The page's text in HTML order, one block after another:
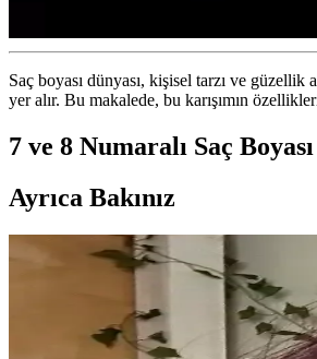
Saç boyası dünyası, kişisel tarzı ve
yer alır. Bu makalede, bu karışımın
7 ve 8 Numaralı Saç
Ayrıca Bakınız
Orginx Hızlı Saç Uzatma
Orginx'in saç uzatma serumu ve kara
Dermalute Saç Koruma